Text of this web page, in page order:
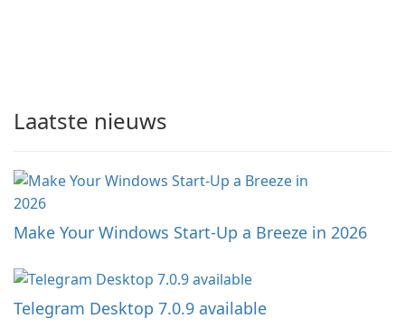
Laatste nieuws
Make Your Windows Start-Up a Breeze in 2026
Telegram Desktop 7.0.9 available